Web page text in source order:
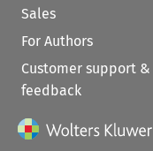
Sales
For Authors
Customer support &
feedback